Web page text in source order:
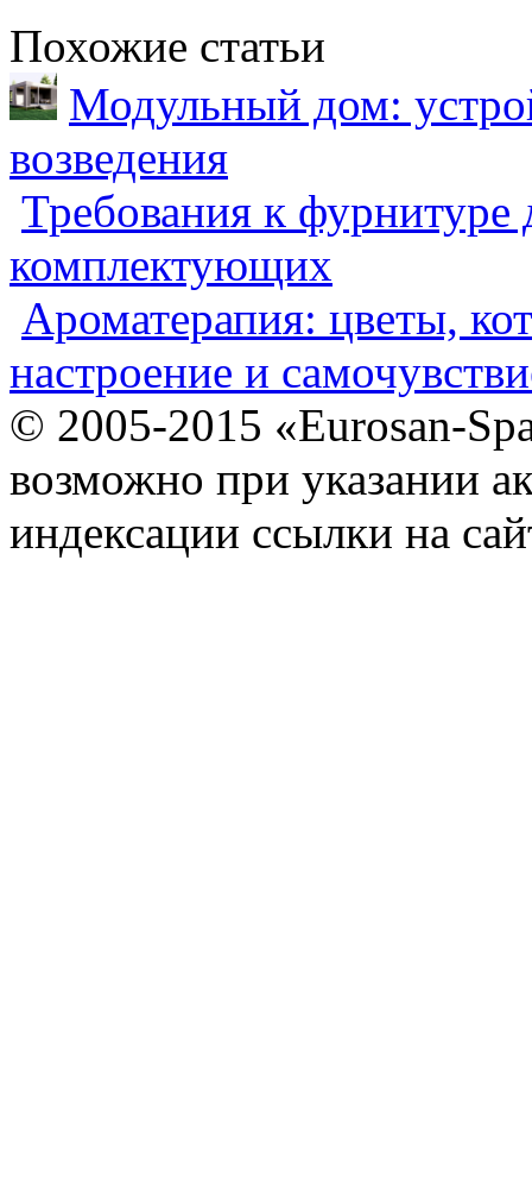
Похожие статьи
Модульный дом:
возведения
Требования к фурнитуре
комплектующих
Ароматерапия: цветы,
настроение и
© 2005-2015 «Eurosan-
возможно при указании
индексации ссылки на